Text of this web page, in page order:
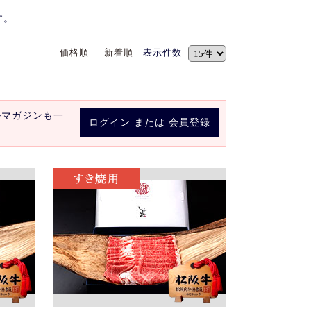
価格順 新着順 表示件数
ログイン または 会員登録
ガジンも一